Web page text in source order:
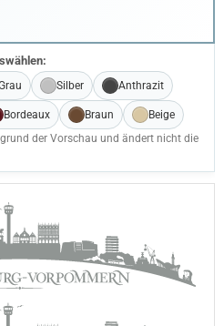
Silber Anthrazit
Bordeaux Braun
Beige
der Vorschau und ändert nicht die